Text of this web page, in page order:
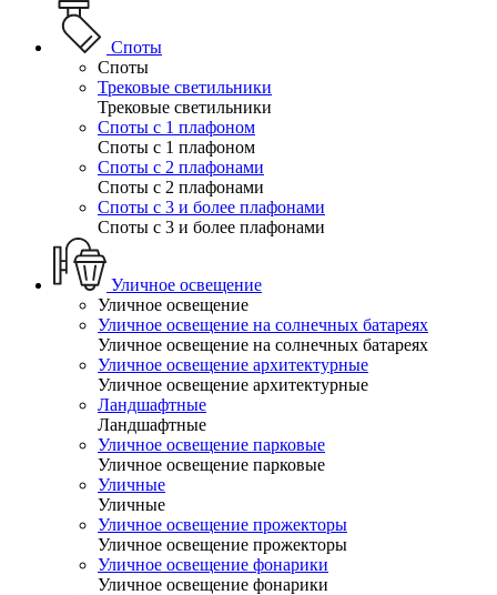
Споты
Споты
Трековые светильники
Трековые светильники
Споты с 1 плафоном
Споты с 1 плафоном
Споты с 2 плафонами
Споты с 2 плафонами
Споты с 3 и более плафонами
Споты с 3 и более плафонами
Уличное освещение
Уличное освещение
Уличное освещение на солнечных батареях
Уличное освещение на солнечных батареях
Уличное освещение архитектурные
Уличное освещение архитектурные
Ландшафтные
Ландшафтные
Уличное освещение парковые
Уличное освещение парковые
Уличные
Уличные
Уличное освещение прожекторы
Уличное освещение прожекторы
Уличное освещение фонарики
Уличное освещение фонарики